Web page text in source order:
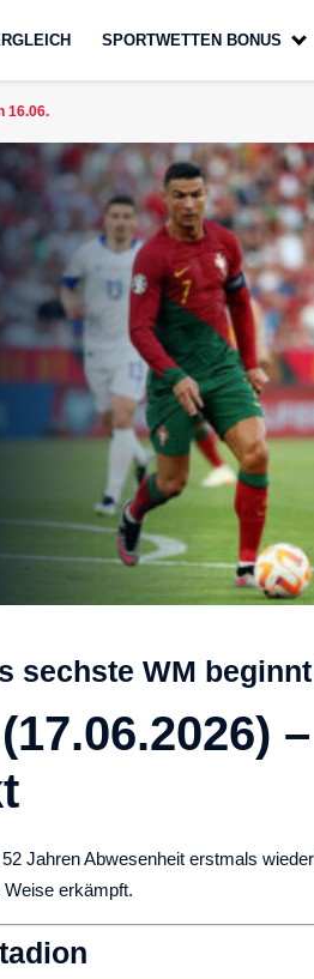
SPORTWETTEN BONUS
16.06.
sechste WM
Jahren Abwesenheit erstmals
erkämpft.